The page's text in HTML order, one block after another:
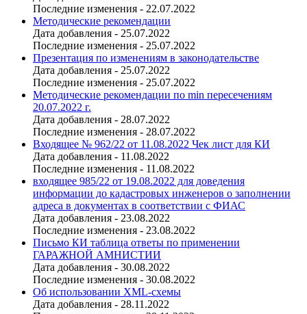
Последние изменения - 22.07.2022
Методические рекомендации
Дата добавления - 25.07.2022
Последние изменения - 25.07.2022
Презентация по изменениям в законодательстве
Дата добавления - 25.07.2022
Последние изменения - 25.07.2022
Методические рекомендации по min пересечениям
20.07.2022 г.
Дата добавления - 28.07.2022
Последние изменения - 28.07.2022
Входящее № 962/22 от 11.08.2022 Чек лист для КИ
Дата добавления - 11.08.2022
Последние изменения - 11.08.2022
входящее 985/22 от 19.08.2022 для доведения
информации до кадастровых инженеров о заполнении
адреса в документах в соответствии с ФИАС
Дата добавления - 23.08.2022
Последние изменения - 23.08.2022
Письмо КИ таблица ответы по применении
ГАРАЖНОЙ АМНИСТИИ
Дата добавления - 30.08.2022
Последние изменения - 30.08.2022
Об использовании XML-схемы
Дата добавления - 28.11.2022